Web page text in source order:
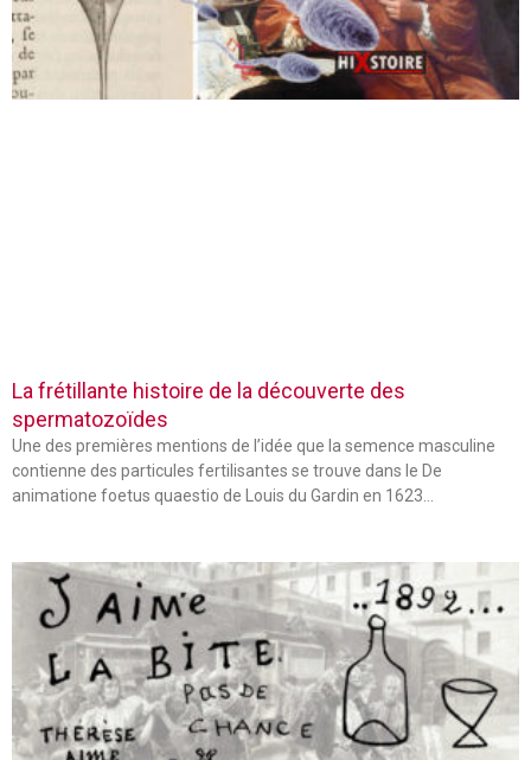
La frétillante histoire de la découverte des
spermatozoïdes
Une des premières mentions de l’idée que la semence masculine
contienne des particules fertilisantes se trouve dans le De
animatione foetus quaestio de Louis du Gardin en 1623…